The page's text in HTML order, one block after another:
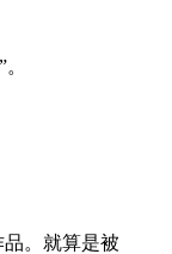
。就算是被